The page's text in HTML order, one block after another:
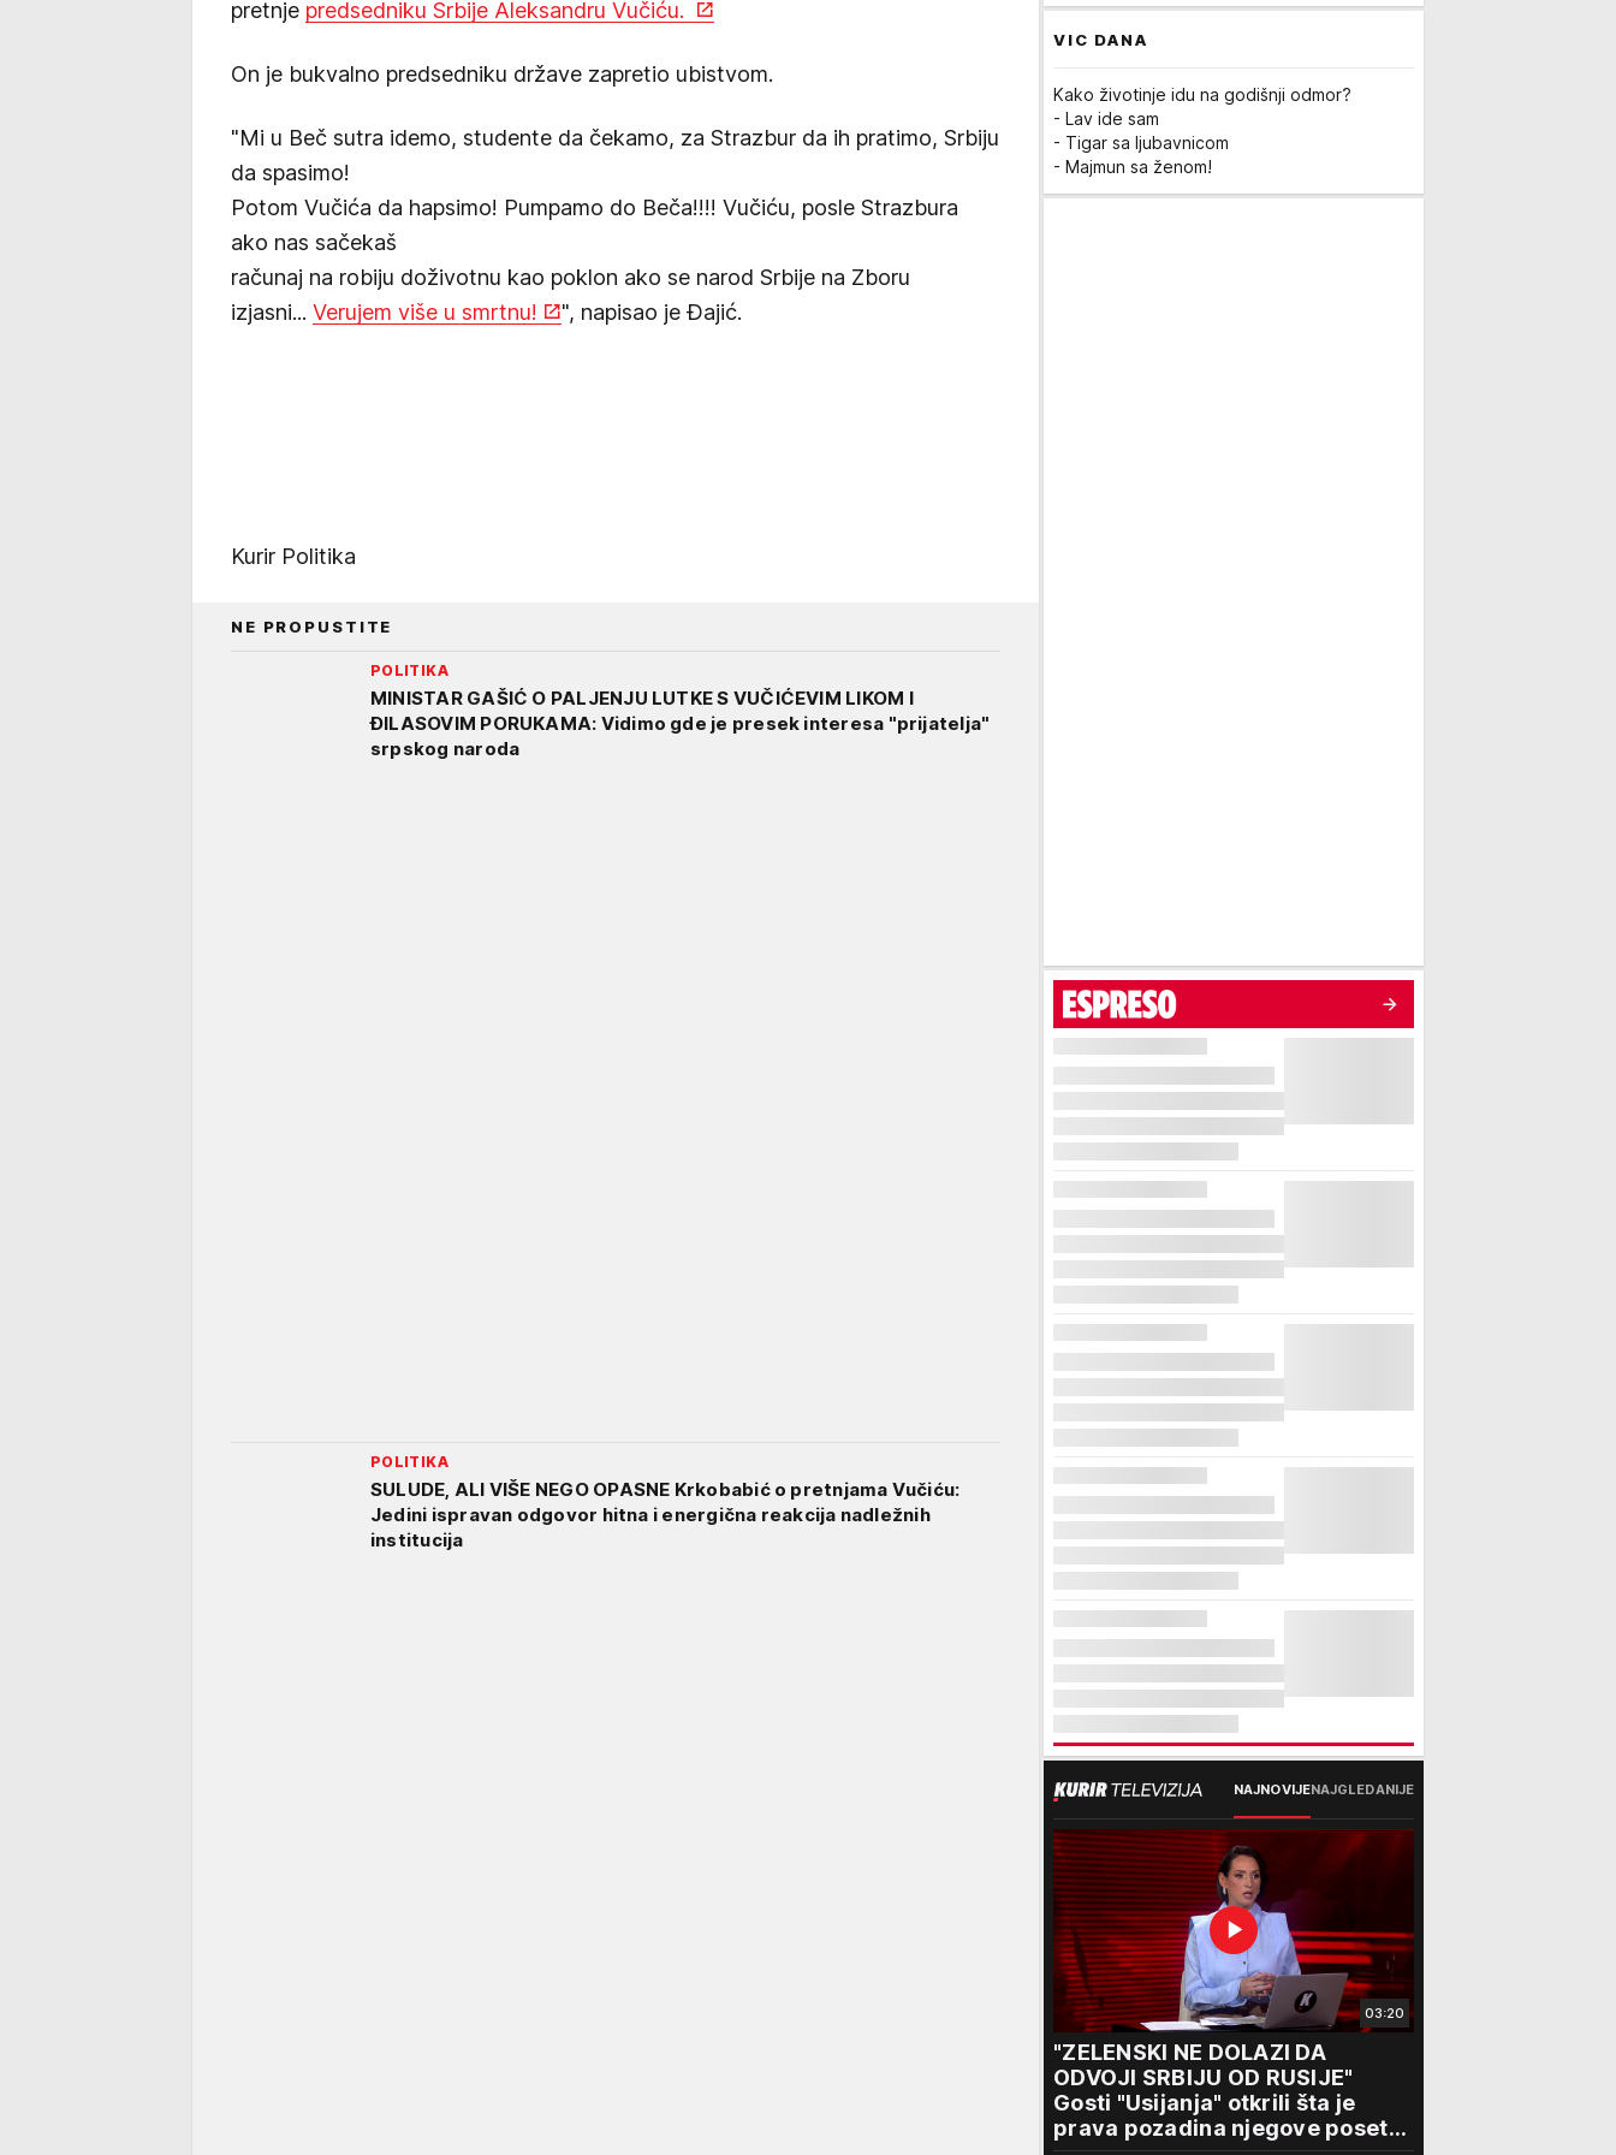
pretnje predsedniku Srbije Aleksandru Vučiću.
On je bukvalno predsedniku države zapretio ubistvom.
"Mi u Beč sutra idemo, studente da čekamo, za Strazbur da ih pratimo, Srbiju
da spasimo!
Potom Vučića da hapsimo! Pumpamo do Beča!!!! Vučiću, posle Strazbura
ako nas sačekaš
računaj na robiju doživotnu kao poklon ako se narod Srbije na Zboru
izjasni... Verujem više u smrtnu! ", napisao je Đajić.
Kurir Politika
NE PROPUSTITE
POLITIKA
MINISTAR GAŠIĆ O PALJENJU LUTKE S VUČIĆEVIM LIKOM I
ĐILASOVIM PORUKAMA: Vidimo gde je presek interesa "prijatelja"
srpskog naroda
POLITIKA
SULUDE, ALI VIŠE NEGO OPASNE Krkobabić o pretnjama Vučiću:
Jedini ispravan odgovor hitna i energična reakcija nadležnih
institucija
VIC DANA
Kako životinje idu na godišnji odmor?
- Lav ide sam
- Tigar sa ljubavnicom
- Majmun sa ženom!
NAJNOVIJENAJGLEDANIJE
03:20
"ZELENSKI NE DOLAZI DA
ODVOJI SRBIJU OD RUSIJE"
Gosti "Usijanja" otkrili šta je
prava pozadina njegove posete